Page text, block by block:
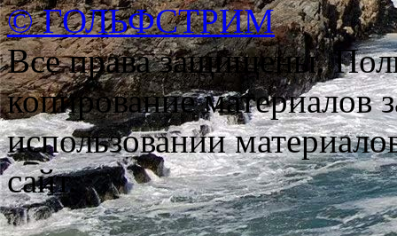
© ГОЛЬФСТРИМ
Все права защищены.
копирование материалов
использовании
сайт.